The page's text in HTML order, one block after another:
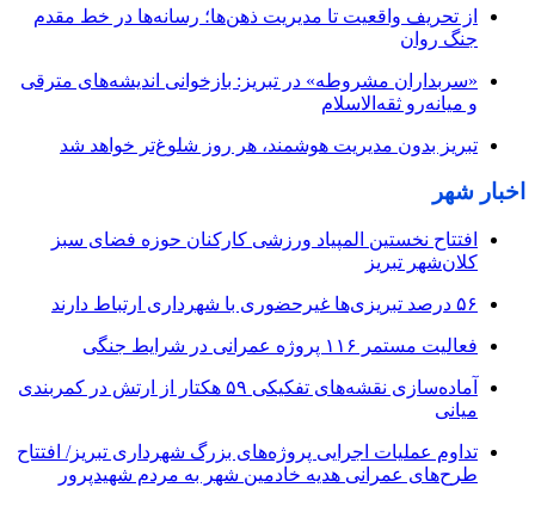
از تحریف واقعیت تا مدیریت ذهن‌ها؛ رسانه‌ها در خط مقدم
جنگ روان
«سربداران مشروطه» در تبریز: بازخوانی اندیشه‌های مترقی
و میانه‌رو ثقه‌الاسلام
تبریز بدون مدیریت هوشمند، هر روز شلوغ‌تر خواهد شد
اخبار شهر
افتتاح نخستین المپیاد ورزشی کارکنان حوزه فضای سبز
کلان‌شهر تبریز
۵۶ درصد تبریزی‌ها غیرحضوری با شهرداری ارتباط دارند
فعالیت مستمر ۱۱۶ پروژه عمرانی در شرایط جنگی
آماده‌سازی نقشه‌های تفکیکی ۵۹ هکتار از ارتش در کمربندی
میانی
تداوم عملیات اجرایی پروژه‌های بزرگ شهرداری تبریز/ افتتاح
طرح‌های عمرانی هدیه خادمین شهر به مردم شهیدپرور